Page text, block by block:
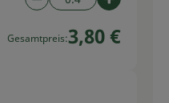
Artikelanzahl
Gesamtpreis:3,80 €